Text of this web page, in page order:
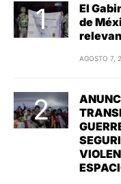
El
de
AGOSTO 7,